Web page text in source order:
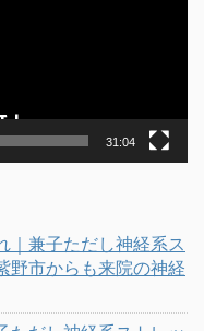
31:04
｜兼子ただし神経系ス
野市からも来院の神経